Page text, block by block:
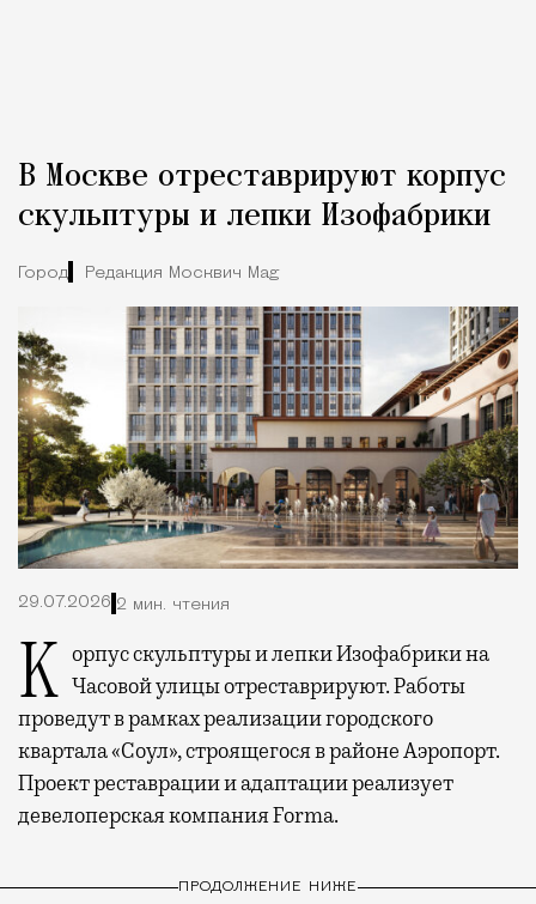
В Москве отреставрируют корпус
скульптуры и лепки Изофабрики
Город Редакция Москвич Mag
29.07.2026 2 мин. чтения
Корпус скульптуры и лепки Изофабрики на Часовой улицы отреставрируют. Работы
проведут в рамках реализации городского
квартала «Соул», строящегося в районе Аэропорт.
Проект реставрации и адаптации реализует
девелоперская компания Forma.
ПРОДОЛЖЕНИЕ НИЖЕ